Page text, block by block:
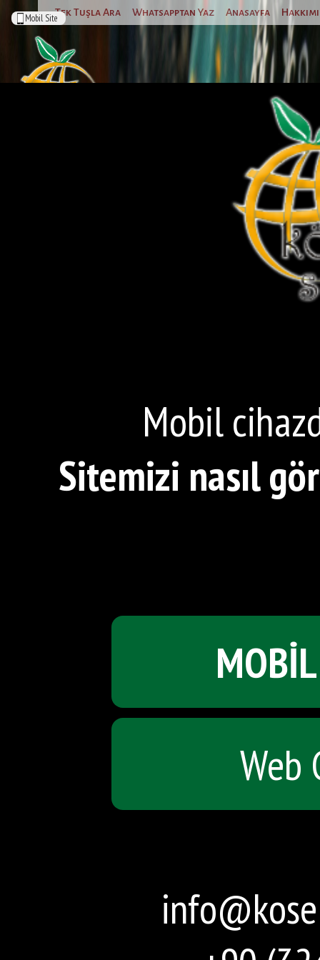
Mobil
Sitemizi nasıl
Web
Mobil SiteTek Tuşla Ara Whatsapptan Yaz Anasayfa